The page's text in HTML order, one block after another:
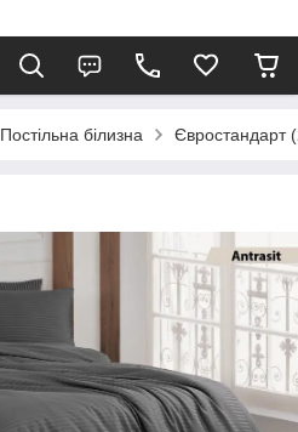
Постільна білизна Євростандарт